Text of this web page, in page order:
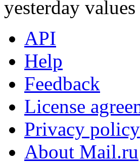
yesterday
API
Help
Feedback
License
Privacy policy
About Mail.ru